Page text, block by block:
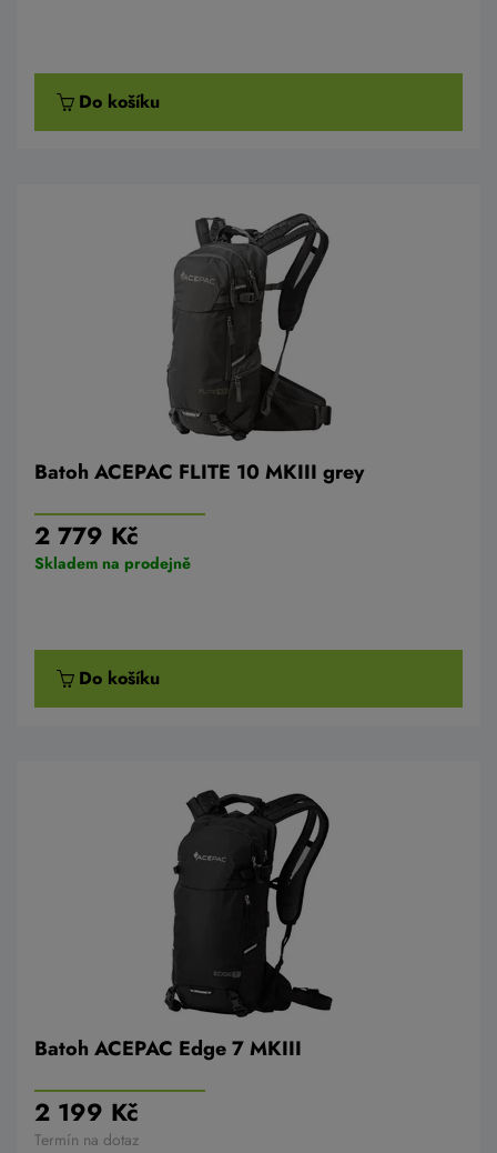
Do košíku
Batoh ACEPAC FLITE 10 MKIII grey
2 779 Kč
Skladem na prodejně
Do košíku
Batoh ACEPAC Edge 7 MKIII
2 199 Kč
Termín na dotaz